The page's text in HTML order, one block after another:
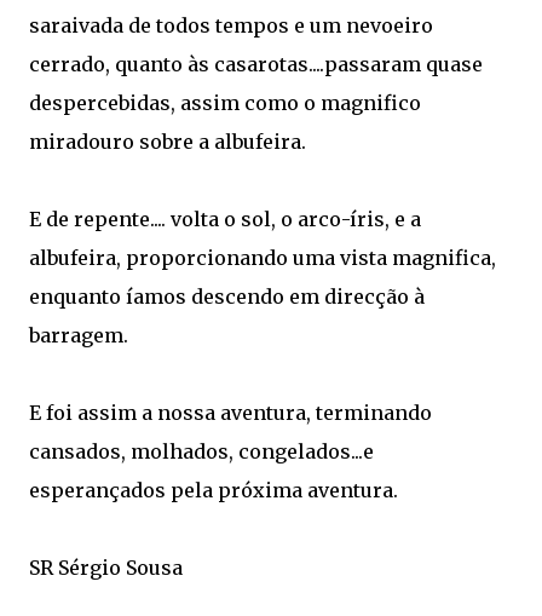
saraivada de todos tempos e um nevoeiro
cerrado, quanto às casarotas....passaram quase
despercebidas, assim como o magnifico
miradouro sobre a albufeira.
E de repente.... volta o sol, o arco-íris, e a
albufeira, proporcionando uma vista magnifica,
enquanto íamos descendo em direcção à
barragem.
E foi assim a nossa aventura, terminando
cansados, molhados, congelados...e
esperançados pela próxima aventura.
SR Sérgio Sousa